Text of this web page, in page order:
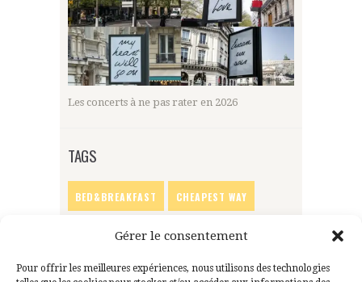
Gérer le consentement
Pour offrir les meilleures expériences, nous utilisons des technologies
Les concerts à ne pas rater en 2026
TAGS
BED&BREAKFAST CHEAPEST WAY
EASYWAY GUIDE
ORLY AEROPORT PEOPLE